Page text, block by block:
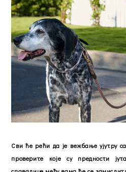
Сви ће рећи да је вежбање ујутру
проверите које су предности